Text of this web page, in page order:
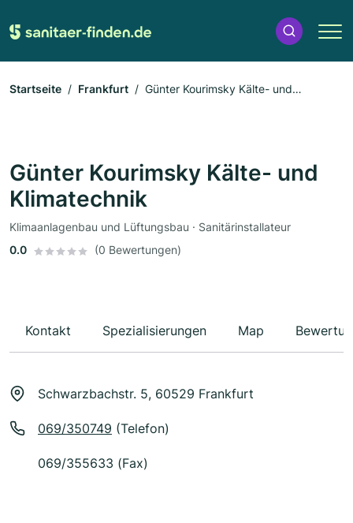
Startseite Frankfurt
Günter Kourimsky Kälte- und
Günter Kourimsky Kälte- und
Klimatechnik
Klimaanlagenbau und Lüftungsbau · Sanitärinstallateur
0.0
(0 Bewertungen)
Kontakt Spezialisierungen Map
Schwarzbachstr. 5, 60529 Frankfurt
069/350749 (Telefon)
069/355633 (Fax)